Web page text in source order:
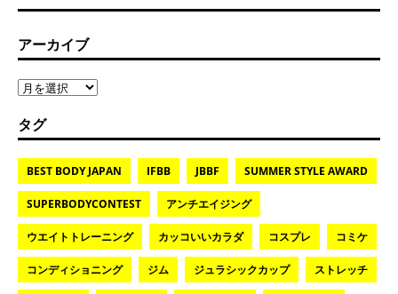
アーカイブ
タグ
BEST BODY JAPAN IFBB JBBF SUMMER STYLE AWARD
SUPERBODYCONTEST アンチエイジング
ウエイトトレーニング カッコいいカラダ コスプレ コミケ
コンディショニング ジム ジュラシックカップ ストレッチ